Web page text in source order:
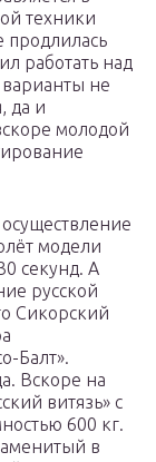
техники
продлилась
работать над
не
да и
молодой
модели
секунд. А
русской
Сикорский
Балт».
Вскоре на
витязь» с
600 кг.
в